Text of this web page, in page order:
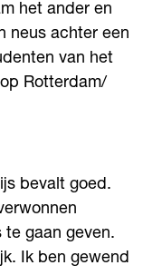
het ander en
neus achter een
van het
Rotterdam/
bevalt goed.
gaan geven.
Ik ben gewend